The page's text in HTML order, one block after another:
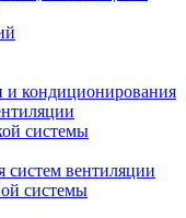
и кондиционирования
системы
вентиляции
системы